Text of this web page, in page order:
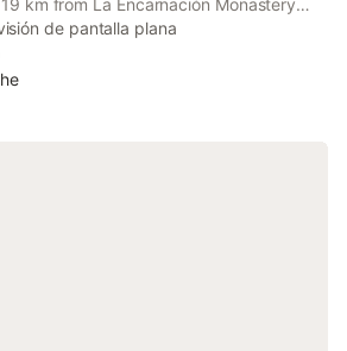
km from La Encarnación Monastery
kitchen.de pantalla plana